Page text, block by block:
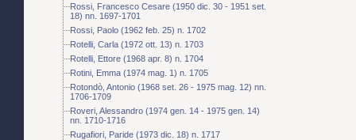
Rossi, Francesco Cesare (1950 dic. 30 - 1951 set.
18) nn. 1697-1701
Rossi, Paolo (1962 feb. 25) n. 1702
Rotelli, Carla (1972 ott. 13) n. 1703
Rotelli, Ettore (1968 apr. 8) n. 1704
Rotini, Emma (1974 mag. 1) n. 1705
Rotondò, Antonio (1968 set. 26 - 1975 mag. 12) nn.
1706-1709
Roveri, Alessandro (1974 gen. 14 - 1975 gen. 14)
nn. 1710-1716
Rugafiori, Paride (1973 dic. 18) n. 1717